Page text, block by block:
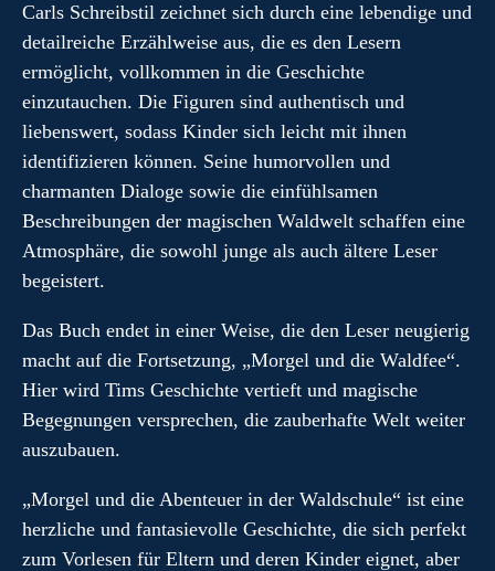
Carls Schreibstil zeichnet sich durch eine lebendige und
detailreiche Erzählweise aus, die es den Lesern
ermöglicht, vollkommen in die Geschichte
einzutauchen. Die Figuren sind authentisch und
liebenswert, sodass Kinder sich leicht mit ihnen
identifizieren können. Seine humorvollen und
charmanten Dialoge sowie die einfühlsamen
Beschreibungen der magischen Waldwelt schaffen eine
Atmosphäre, die sowohl junge als auch ältere Leser
begeistert.
Das Buch endet in einer Weise, die den Leser neugierig
macht auf die Fortsetzung, „Morgel und die Waldfee“.
Hier wird Tims Geschichte vertieft und magische
Begegnungen versprechen, die zauberhafte Welt weiter
auszubauen.
„Morgel und die Abenteuer in der Waldschule“ ist eine
herzliche und fantasievolle Geschichte, die sich perfekt
zum Vorlesen für Eltern und deren Kinder eignet, aber